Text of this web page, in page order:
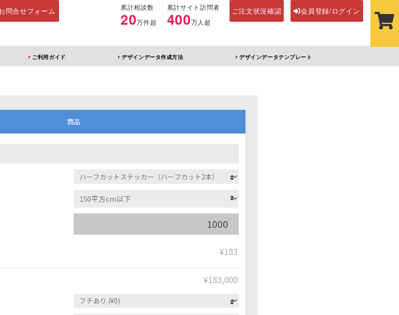
問合せフォーム 累計相談数
20万件超
累計サイト訪問者
400万人超
ご注文状況確認 会員登録/ログイン
ご利用ガイド デザインデータ作成方法 デザインデータテンプレート
アクリルスタンド 片
ふりふりキーホルダー
オーロラアクリルキー
商品
¥183
¥183,000